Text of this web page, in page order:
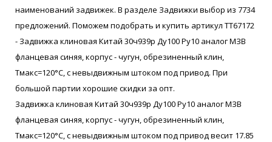
наименований задвижек. В разделе Задвижки выбор из 7734
предложений. Поможем подобрать и купить артикул ТТ67172
- Задвижка клиновая Китай 30ч939р Ду100 Ру10 аналог МЗВ
фланцевая синяя, корпус - чугун, обрезиненный клин,
Тмакс=120°C, с невыдвижным штоком под привод. При
большой партии хорошие скидки за опт.
Задвижка клиновая Китай 30ч939р Ду100 Ру10 аналог МЗВ
фланцевая синяя, корпус - чугун, обрезиненный клин,
Тмакс=120°C, с невыдвижным штоком под привод весит 17.85